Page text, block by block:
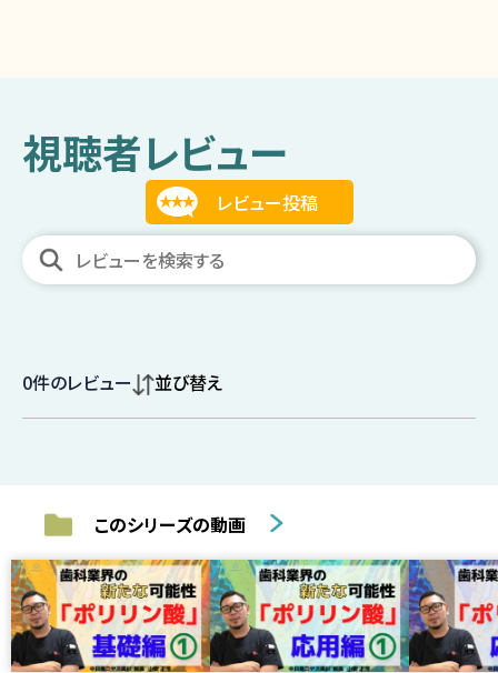
視聴者レビュー
0件のレビュー 並び替え
このシリーズの動画